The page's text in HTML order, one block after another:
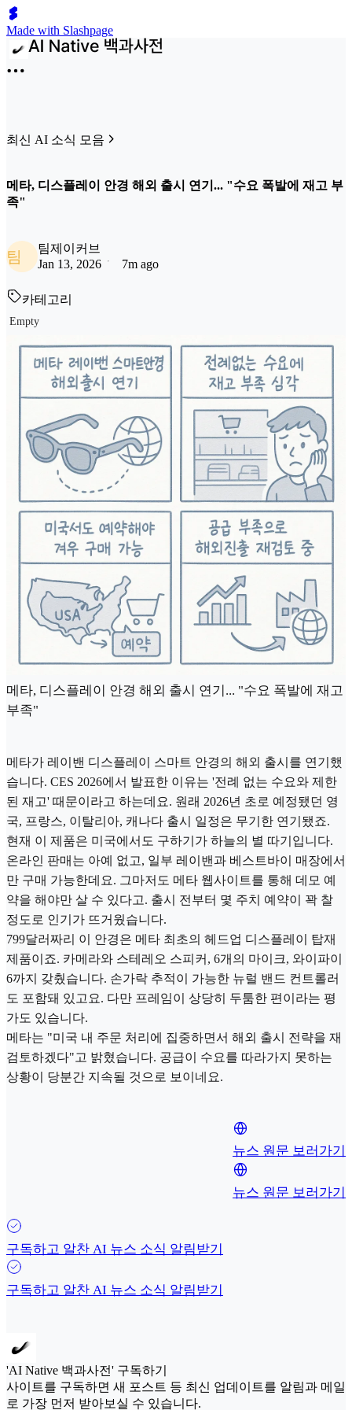
Made with Slashpage
최신 AI 소식 모음
메타, 디스플레이 안경 해외 출시 연기... "수요 폭발에 재고 부
족"
팀
팀제이커브
Jan 13, 2026
7m ago
카테고리
Empty
메타, 디스플레이 안경 해외 출시 연기... "수요 폭발에 재고
부족"
메타가 레이밴 디스플레이 스마트 안경의 해외 출시를 연기했
습니다. CES 2026에서 발표한 이유는 '전례 없는 수요와 제한
된 재고' 때문이라고 하는데요. 원래 2026년 초로 예정됐던 영
국, 프랑스, 이탈리아, 캐나다 출시 일정은 무기한 연기됐죠.
현재 이 제품은 미국에서도 구하기가 하늘의 별 따기입니다.
온라인 판매는 아예 없고, 일부 레이밴과 베스트바이 매장에서
만 구매 가능한데요. 그마저도 메타 웹사이트를 통해 데모 예
약을 해야만 살 수 있다고. 출시 전부터 몇 주치 예약이 꽉 찰
정도로 인기가 뜨거웠습니다.
799달러짜리 이 안경은 메타 최초의 헤드업 디스플레이 탑재
제품이죠. 카메라와 스테레오 스피커, 6개의 마이크, 와이파이
6까지 갖췄습니다. 손가락 추적이 가능한 뉴럴 밴드 컨트롤러
도 포함돼 있고요. 다만 프레임이 상당히 두툼한 편이라는 평
가도 있습니다.
메타는 "미국 내 주문 처리에 집중하면서 해외 출시 전략을 재
검토하겠다"고 밝혔습니다. 공급이 수요를 따라가지 못하는
상황이 당분간 지속될 것으로 보이네요.
뉴스 원문 보러가기
뉴스 원문 보러가기
구독하고 알찬 AI 뉴스 소식 알림받기
구독하고 알찬 AI 뉴스 소식 알림받기
'AI Native 백과사전' 구독하기
사이트를 구독하면 새 포스트 등 최신 업데이트를 알림과 메일
로 가장 먼저 받아보실 수 있습니다.